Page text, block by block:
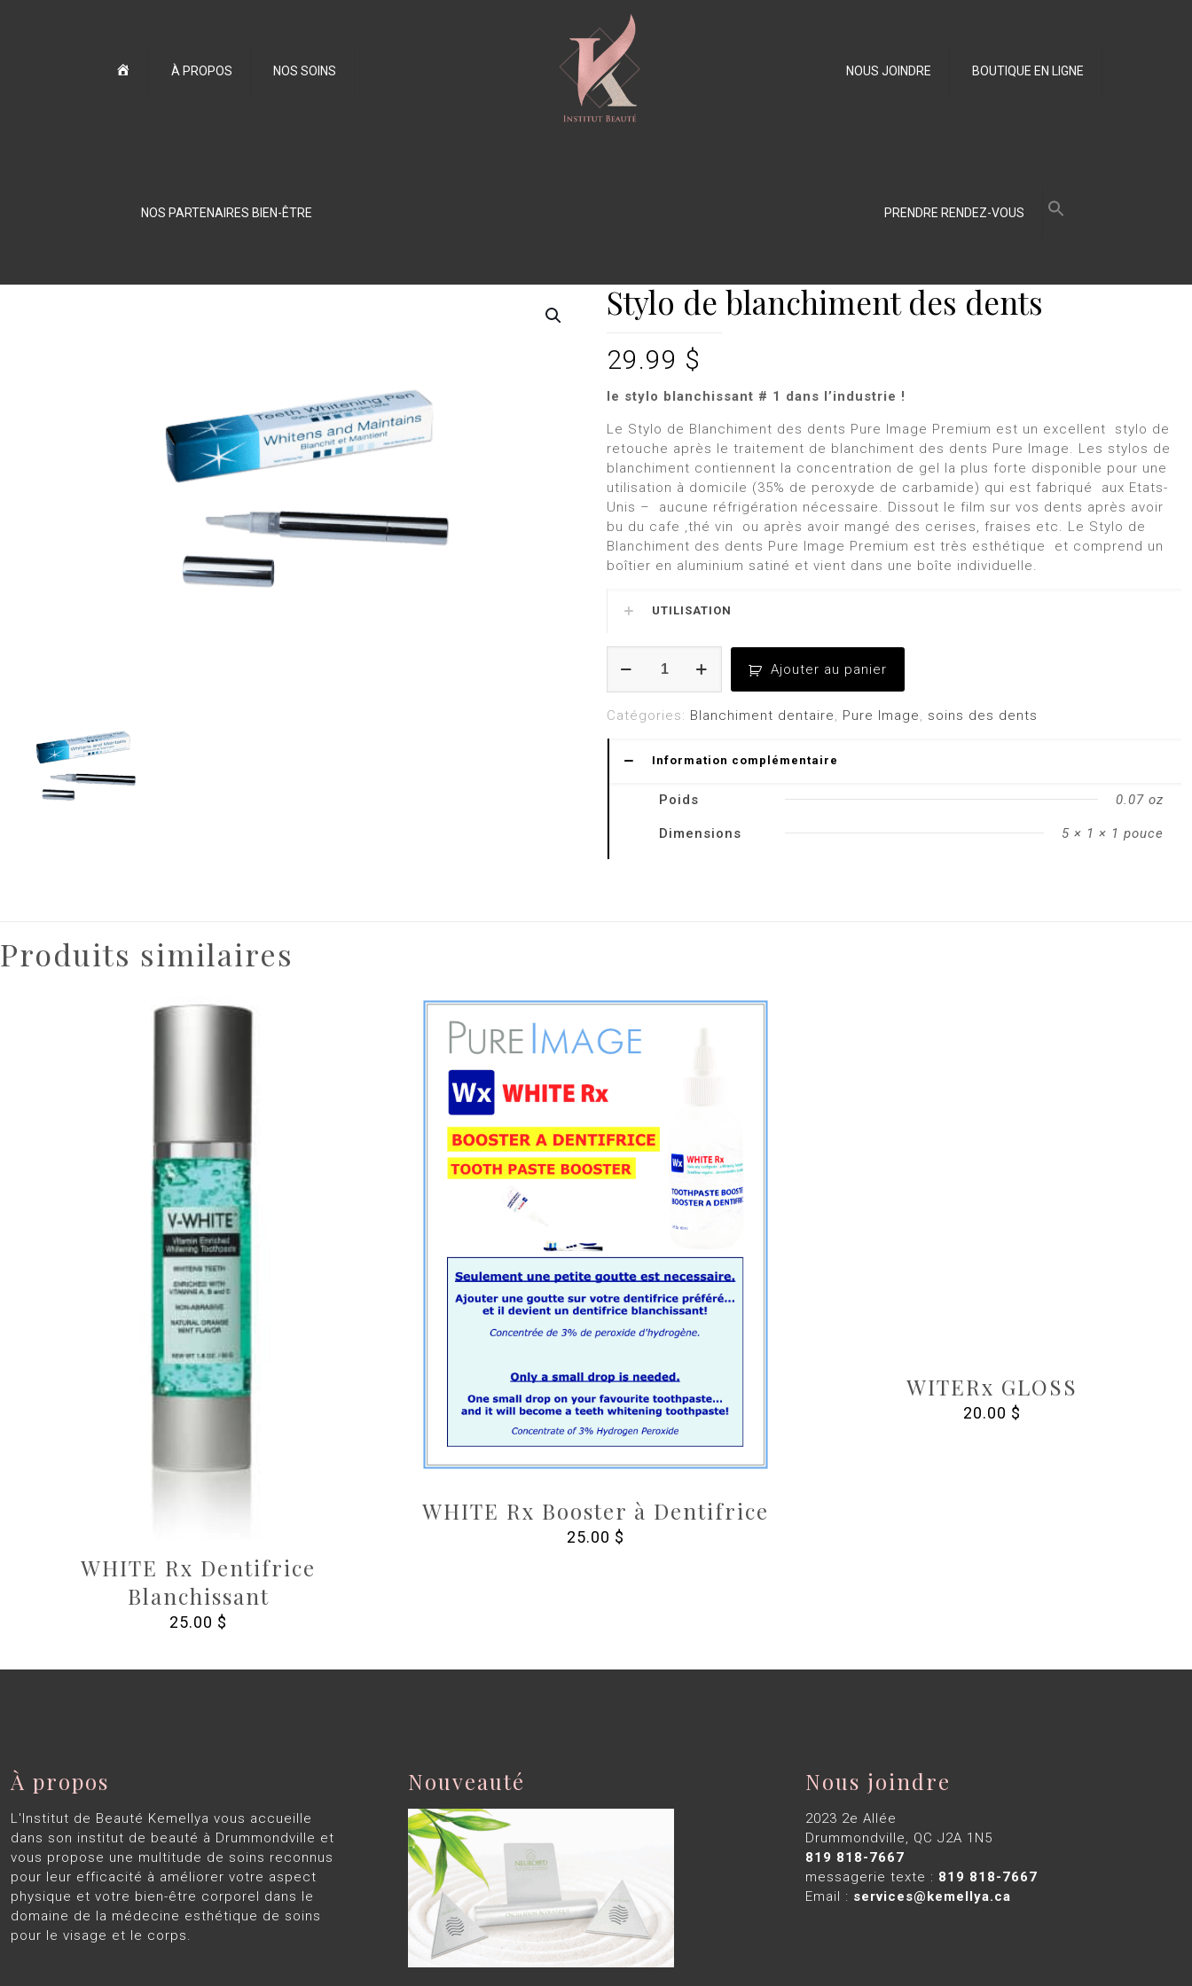
À PROPOS NOS SOINS
NOS PARTENAIRES BIEN-ÊTRE
NOUS JOINDRE BOUTIQUE EN LIGNE
PRENDRE RENDEZ-VOUS
Stylo de blanchiment des dents
29.99 $
le stylo blanchissant # 1 dans l’industrie !
Le Stylo de Blanchiment des dents Pure Image Premium est un excellent stylo de
retouche après le traitement de blanchiment des dents Pure Image. Les stylos de
blanchiment contiennent la concentration de gel la plus forte disponible pour une
utilisation à domicile (35% de peroxyde de carbamide) qui est fabriqué aux Etats-
Unis – aucune réfrigération nécessaire. Dissout le film sur vos dents après avoir
bu du cafe ,thé vin ou après avoir mangé des cerises, fraises etc. Le Stylo de
Blanchiment des dents Pure Image Premium est très esthétique et comprend un
boîtier en aluminium satiné et vient dans une boîte individuelle.
UTILISATION
de
Stylo
de
Ajouter au panier
Catégories: Blanchiment dentaire, Pure Image, soins des dents
Information complémentaire
Poids 0.07 oz
Dimensions 5 × 1 × 1 pouce
Produits similaires
WHITE Rx Dentifrice
Blanchissant
25.00 $
WHITE Rx Booster à Dentifrice
25.00 $
WITERx GLOSS
20.00 $
À propos
L'Institut de Beauté Kemellya vous accueille
dans son institut de beauté à Drummondville et
vous propose une multitude de soins reconnus
pour leur efficacité à améliorer votre aspect
physique et votre bien-être corporel dans le
domaine de la médecine esthétique de soins
pour le visage et le corps.
Nouveauté Nous joindre
2023 2e Allée
Drummondville, QC J2A 1N5
819 818-7667
messagerie texte : 819 818-7667
Email : services@kemellya.ca